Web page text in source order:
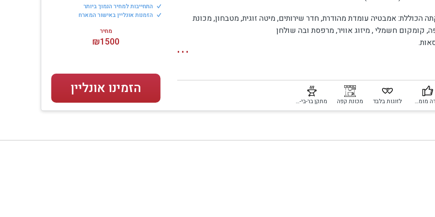
וטרם דיברנו על הכיבוד או האופציות לארוחות ולארוחת שף ואירועים מיוחדים בצימר או על סביבת הטבע
סביב.
הכוללת: אמבטיה עומדת מהודרת, חדר שירותים, מיטה זוגית, מטבחון, מכונת
קומקום חשמלי , מיזוג אוויר, מרפסת ובה שולחן
התחייבות למחיר הנמוך ביותר
הזמנות אונליין באישור המארח
מחיר
₪1500
הזמינו אונליין
יחידה מומלצת לזוגות בלבד מכונת קפה מתקן בר-בי-קיו